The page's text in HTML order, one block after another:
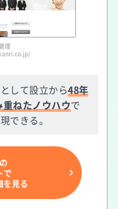
理
して設立から48年
ねたノウハウで
できる。
で
を見る